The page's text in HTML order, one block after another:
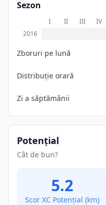
Sezon
I
II III IV
2016
Zboruri pe lună
Distribuție orară
Zi a săptămânii
Potențial
Cât de bun?
5.2
Scor XC Potențial (km)